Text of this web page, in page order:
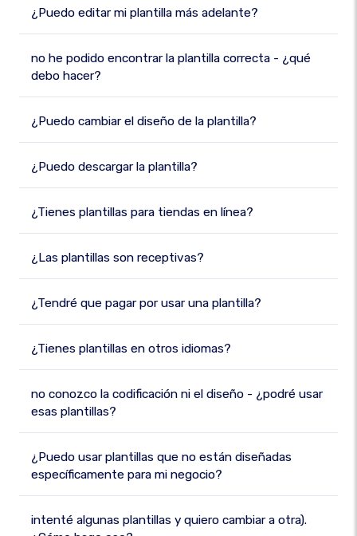
¿Puedo editar mi plantilla más adelante?
no he podido encontrar la plantilla correcta - ¿qué
debo hacer?
¿Puedo cambiar el diseño de la plantilla?
¿Puedo descargar la plantilla?
¿Tienes plantillas para tiendas en línea?
¿Las plantillas son receptivas?
¿Tendré que pagar por usar una plantilla?
¿Tienes plantillas en otros idiomas?
no conozco la codificación ni el diseño - ¿podré usar
esas plantillas?
¿Puedo usar plantillas que no están diseñadas
específicamente para mi negocio?
intenté algunas plantillas y quiero cambiar a otra).